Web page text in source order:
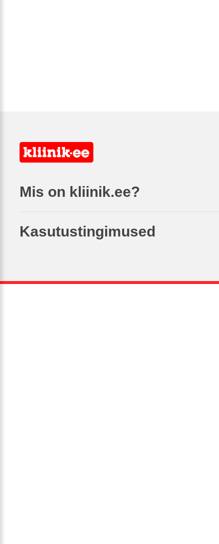
Mis on kliinik.ee?
Kasutustingimused